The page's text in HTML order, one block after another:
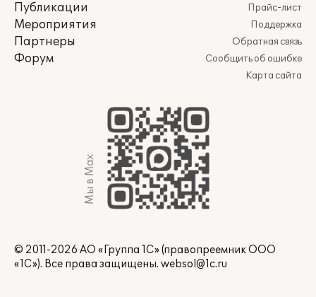
Публикации
Мероприятия
Партнеры
Форум
Прайс-лист
Поддержка
Обратная связь
Сообщить об ошибке
Карта сайта
Мы в Max
© 2011-2026 АО «Группа 1С» (правопреемник ООО
«1С»). Все права защищены. websol@1c.ru